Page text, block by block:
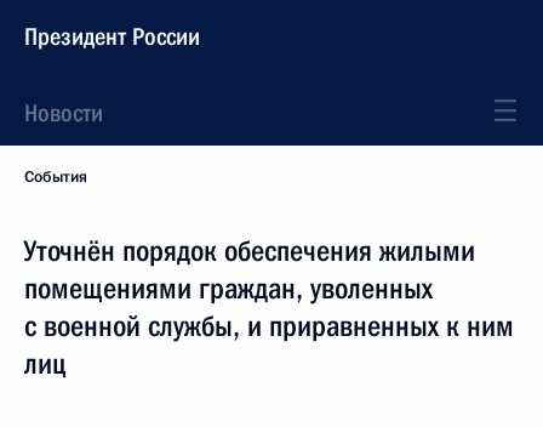
Президент России
Новости
События
Уточнён порядок обеспечения жилыми
помещениями граждан, уволенных
с военной службы, и приравненных к ним
лиц